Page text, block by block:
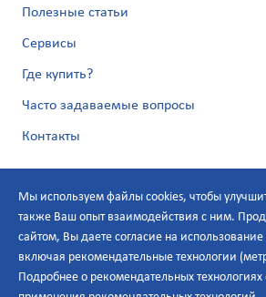
Полезные статьи
Сервисы
Где купить?
Часто задаваемые вопросы
Контакты
Политика по персональным данным
Мы используем файлы cookies, чтобы
также Ваш опыт взаимодействия с ним.
сайтом, Вы даете согласие на
включая рекомендательные технологии
Подробнее о рекомендательных технологиях